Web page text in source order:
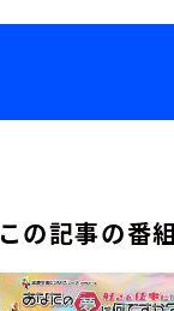
この記事の番